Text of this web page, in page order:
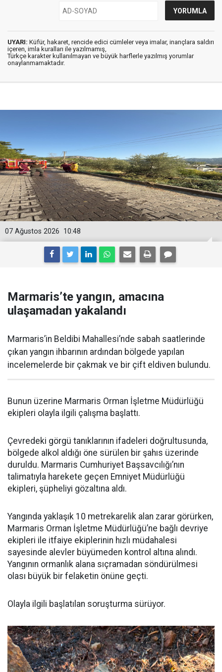
UYARI: Küfür, hakaret, rencide edici cümleler veya imalar, inançlara saldırı
içeren, imla kuralları ile yazılmamış,
Türkçe karakter kullanılmayan ve büyük harflerle yazılmış yorumlar
onaylanmamaktadır.
10:48
07 Ağustos 2026
Marmaris’te yangın, amacına
ulaşamadan yakalandı
Marmaris’in Beldibi Mahallesi’nde sabah saatlerinde
çıkan yangın ihbarının ardından bölgede yapılan
incelemelerde bir çakmak ve bir çift eldiven bulundu.
Bunun üzerine Marmaris Orman İşletme Müdürlüğü
ekipleri olayla ilgili çalışma başlattı.
Çevredeki görgü tanıklarının ifadeleri doğrultusunda,
bölgede alkol aldığı öne sürülen bir şahıs üzerinde
duruldu. Marmaris Cumhuriyet Başsavcılığı’nın
talimatıyla harekete geçen Emniyet Müdürlüğü
ekipleri, şüpheliyi gözaltına aldı.
Yangında yaklaşık 10 metrekarelik alan zarar görürken,
Marmaris Orman İşletme Müdürlüğü’ne bağlı devriye
ekipleri ile itfaiye ekiplerinin hızlı müdahalesi
sayesinde alevler büyümeden kontrol altına alındı.
Yangının ormanlık alana sıçramadan söndürülmesi
olası büyük bir felaketin önüne geçti.
Olayla ilgili başlatılan soruşturma sürüyor.